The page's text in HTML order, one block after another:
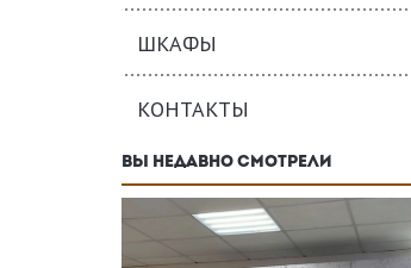
ШКАФЫ
КОНТАКТЫ
ВЫ НЕДАВНО СМОТРЕЛИ